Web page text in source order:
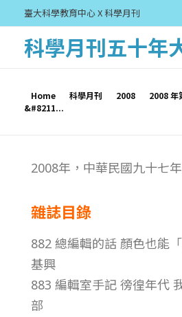
臺大科學教育中心 X 科學月刊
科學月刊五十年
Home 科學月刊 2008
2008 年
&#8211...
2
0
8
年
2008年，中華民國九十七
雜誌目錄
882 總編輯的話 顏色也能
基興
883 編輯室手記 徬徨年代
部